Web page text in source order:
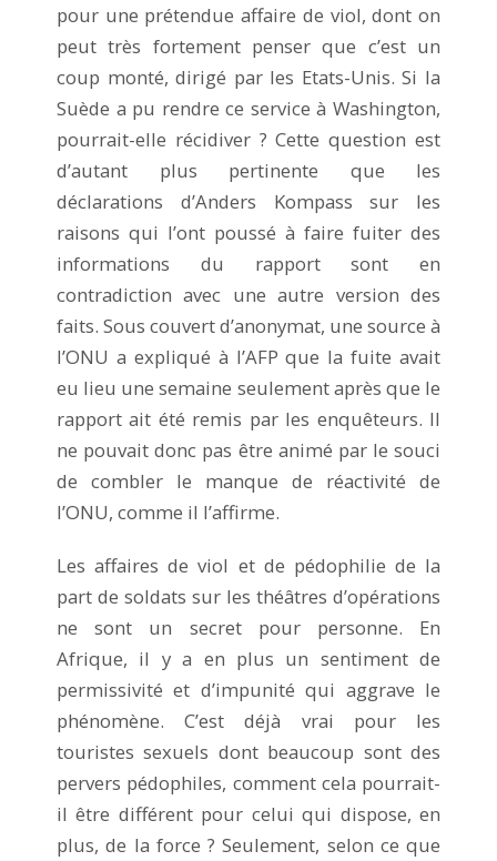
pour une prétendue affaire de viol, dont on
peut très fortement penser que c’est un
coup monté, dirigé par les Etats-Unis. Si la
Suède a pu rendre ce service à Washington,
pourrait-elle récidiver ? Cette question est
d’autant plus pertinente que les
déclarations d’Anders Kompass sur les
raisons qui l’ont poussé à faire fuiter des
informations du rapport sont en
contradiction avec une autre version des
faits. Sous couvert d’anonymat, une source à
l’ONU a expliqué à l’AFP que la fuite avait
eu lieu une semaine seulement après que le
rapport ait été remis par les enquêteurs. Il
ne pouvait donc pas être animé par le souci
de combler le manque de réactivité de
l’ONU, comme il l’affirme.
Les affaires de viol et de pédophilie de la
part de soldats sur les théâtres d’opérations
ne sont un secret pour personne. En
Afrique, il y a en plus un sentiment de
permissivité et d’impunité qui aggrave le
phénomène. C’est déjà vrai pour les
touristes sexuels dont beaucoup sont des
pervers pédophiles, comment cela pourrait-
il être différent pour celui qui dispose, en
plus, de la force ? Seulement, selon ce que